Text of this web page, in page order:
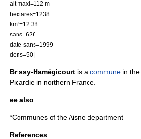
alt maxi=112 m
hectares=1238
km²=12.38
sans=626
date-sans=1999
dens=50|
Brissy-Hamégicourt is a commune in the
Picardie in northern France
ee also
*Communes of the Aisne department
References